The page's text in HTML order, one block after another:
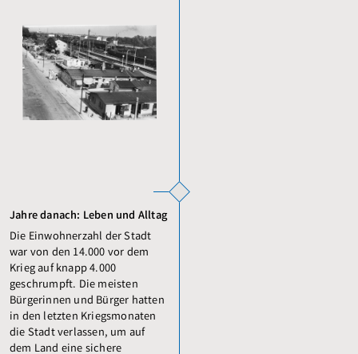
Jahre danach: Leben und Alltag
Die Einwohnerzahl der Stadt
war von den 14.000 vor dem
Krieg auf knapp 4.000
geschrumpft. Die meisten
Bürgerinnen und Bürger hatten
in den letzten Kriegs­monaten
die Stadt verlassen, um auf
dem Land eine sichere